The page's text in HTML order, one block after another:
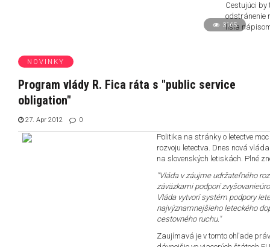
Cestujúci by
odstránenie
líšia
3165
NOVINKY
Program vlády R. Fica ráta s "public service
obligation"
27. Apr 2012 0
Politika na stránky o letectve
rozvoju letectva. Dnes nová
na slovenských letiskách. Plné
"Vláda v záujme udržateľného
záväzkami podporí
Vláda vytvorí systém podpory
najvýznamnejšieho leteckého
cestovného ruchu."
Zaujímavá je v tomto ohľade